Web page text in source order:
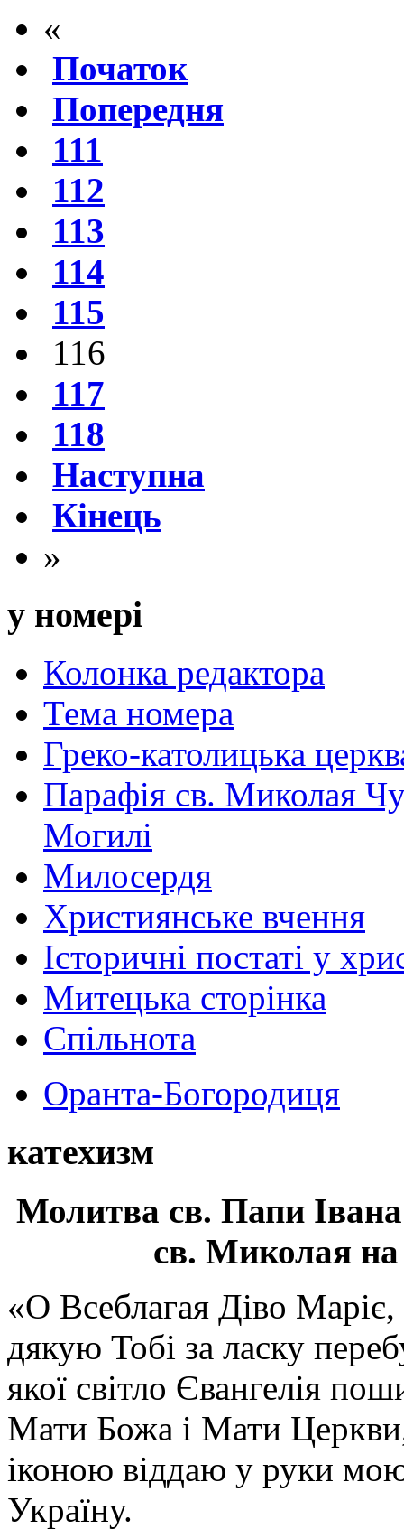
«
Початок
Попередня
111
112
113
114
115
116
117
118
Наступна
Кінець
»
у номері
Колонка редактора
Тема номера
Греко-католицька
Парафія св. Миколая
Могилі
Милосердя
Християнське вчення
Історичні постаті у
Митецька сторінка
Спільнота
Оранта-Богородиця
катехизм
Молитва св. Папи
св. Миколая на
«О Всеблагая Діво
дякую Тобі за ласку
якої світло Євангелія
Мати Божа і Мати
іконою віддаю у руки
Україну.